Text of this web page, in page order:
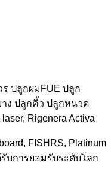
ปลูกผมFUE ปลูก
ง ปลูกคิ้ว ปลูกหนวด
Rigenera Activa
FISHRS, Platinum
บการยอมรับระดับโลก